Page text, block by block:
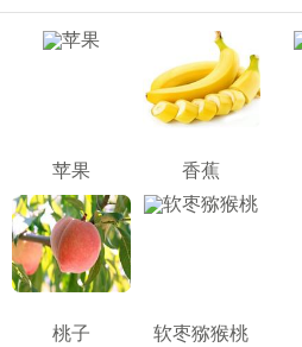
苹果 香蕉
桃子 软枣猕猴桃